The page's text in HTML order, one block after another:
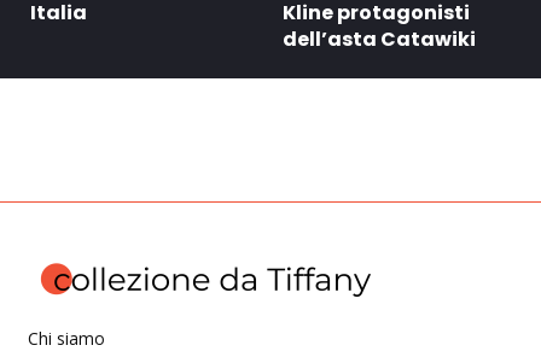
Italia
Kline protagonisti
dell’asta Catawiki
Chi siamo